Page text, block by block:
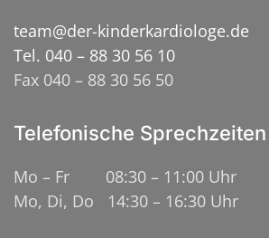
team@der-kinderkardiologe.de
Tel. 040 – 88 30 56 10
Fax 040 – 88 30 56 50
Telefonische Sprechzeiten
Mo – Fr 08:30 – 11:00 Uhr
Mo, Di, Do 14:30 – 16:30 Uhr